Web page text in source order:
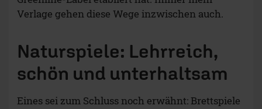
Schöpfung wecken, die uns umgibt. Sie
auch spielerisch, wie alles in der Natur
zusammenhängt und warum es sich lohnt, diese
wunderbare Schöpfung zu schützen. Dabei sind